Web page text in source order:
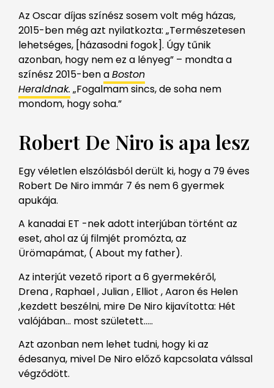
Az Oscar díjas színész sosem volt még házas,
2015-ben még azt nyilatkozta: „Természetesen
lehetséges, [házasodni fogok]. Úgy tűnik
azonban, hogy nem ez a lényeg” – mondta a
színész 2015-benaBoston
Heraldnak. „Fogalmam sincs, de soha nem
mondom, hogy soha.”
Robert De Niro is apa lesz
Egy véletlen elszólásból derült ki, hogy a 79 éves
Robert De Niro immár 7 és nem 6 gyermek
apukája.
A kanadai ET -nek adott interjúban történt az
eset, ahol az új filmjét promózta, az
Ürömapámat, ( About my father).
Az interjút vezető riport a 6 gyermekéről,
Drena , Raphael , Julian , Elliot , Aaron és Helen
,kezdett beszélni, mire De Niro kijavította: Hét
valójában… most született…..
Azt azonban nem lehet tudni, hogy ki az
édesanya, mivel De Niro előző kapcsolata válssal
végződött.